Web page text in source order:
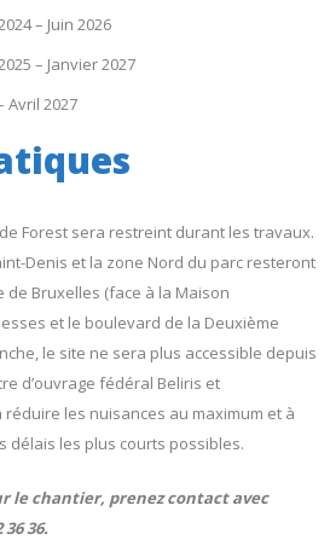
– Juin 2026
– Janvier 2027
Avril 2027
Forest sera restreint durant les travaux.
Denis et la zone Nord du parc resteront
de Bruxelles (face à la Maison
et le boulevard de la Deuxième
le site ne sera plus accessible depuis
d’ouvrage fédéral Beliris et
réduire les nuisances au maximum et à
délais les plus courts possibles.
le chantier, prenez contact avec
36.